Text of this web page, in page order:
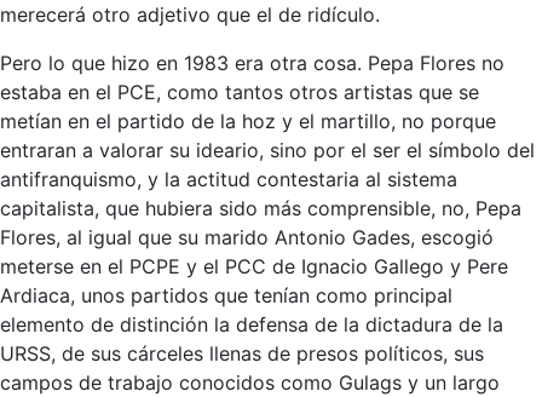
merecerá otro adjetivo que el de ridículo.
Pero lo que hizo en 1983 era otra cosa. Pepa Flores no
estaba en el PCE, como tantos otros artistas que se
metían en el partido de la hoz y el martillo, no porque
entraran a valorar su ideario, sino por el ser el símbolo del
antifranquismo, y la actitud contestaria al sistema
capitalista, que hubiera sido más comprensible, no, Pepa
Flores, al igual que su marido Antonio Gades, escogió
meterse en el PCPE y el PCC de Ignacio Gallego y Pere
Ardiaca, unos partidos que tenían como principal
elemento de distinción la defensa de la dictadura de la
URSS, de sus cárceles llenas de presos políticos, sus
campos de trabajo conocidos como Gulags y un largo